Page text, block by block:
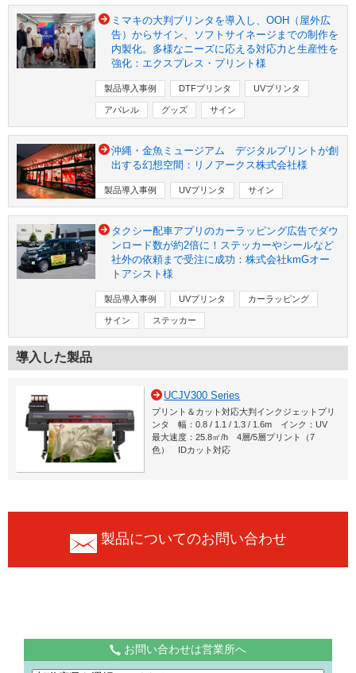
ミマキの大判プリンタを導入し、OOH（屋外広
告）からサイン、ソフトサイネージまでの制作を
内製化。多様なニーズに応える対応力と生産性を
強化：エクスプレス・プリント様
製品導入事例 DTFプリンタ UVプリンタ
アパレル グッズ サイン
沖縄・金魚ミュージアム デジタルプリントが創
出する幻想空間：リノアークス株式会社様
製品導入事例 UVプリンタ サイン
タクシー配車アプリのカーラッピング広告でダウ
ンロード数が約2倍に！ステッカーやシールなど
社外の依頼まで受注に成功：株式会社kmGオー
トアシスト様
製品導入事例 UVプリンタ カーラッピング
サイン ステッカー
導入した製品
UCJV300 Series
プリント＆カット対応大判インクジェットプリ
ンタ 幅：0.8 / 1.1 / 1.3 / 1.6m インク：UV
最大速度：25.8㎡/h 4層/5層プリント（7
色） IDカット対応
製品についてのお問い合わせ
お問い合わせは営業所へ